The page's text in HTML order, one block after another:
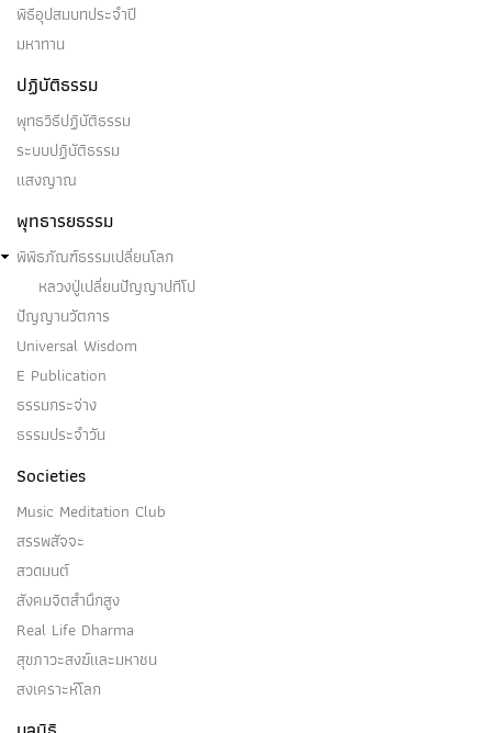
พิธีอุปสมบทประจำปี
มหาทาน
ปฏิบัติธรรม
พุทธวิธีปฏิบัติธรรม
ระบบปฏิบัติธรรม
แสงญาณ
พุทธารยธรรม
พิพิธภัณฑ์ธรรมเปลี่ยนโลก
หลวงปู่เปลี่ยนปัญญาปทีโป
ปัญญานวัตการ
Universal Wisdom
E Publication
ธรรมกระจ่าง
ธรรมประจำวัน
Societies
Music Meditation Club
สรรพสัจจะ
สวดมนต์
สังคมจิตสำนึกสูง
Real Life Dharma
สุขภาวะสงฆ์และมหาชน
สงเคราะห์โลก